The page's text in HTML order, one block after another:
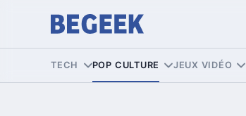
TECH POP CULTURE JEUX VIDÉO